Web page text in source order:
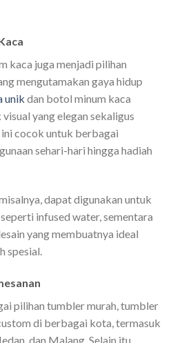
kaca juga menjadi pilihan
mengutamakan gaya hidup
unik dan botol minum kaca
yang elegan sekaligus
cocok untuk berbagai
sehari-hari hingga hadiah
dapat digunakan untuk
infused water, sementara
yang membuatnya ideal
spesial.
pilihan tumbler murah, tumbler
di berbagai kota, termasuk
dan Malang. Selain itu,